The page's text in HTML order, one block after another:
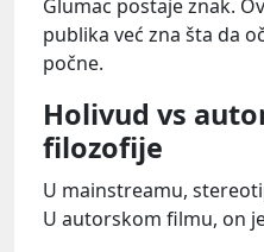
Glumac postaje znak.
publika već zna šta da
počne.
Holivud vs
filozofije
U mainstreamu,
U autorskom filmu, on